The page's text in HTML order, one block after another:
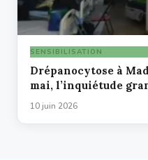
SENSIBILISATION
Drépanocytose à
mai, l’inquiétude
10 juin 2026